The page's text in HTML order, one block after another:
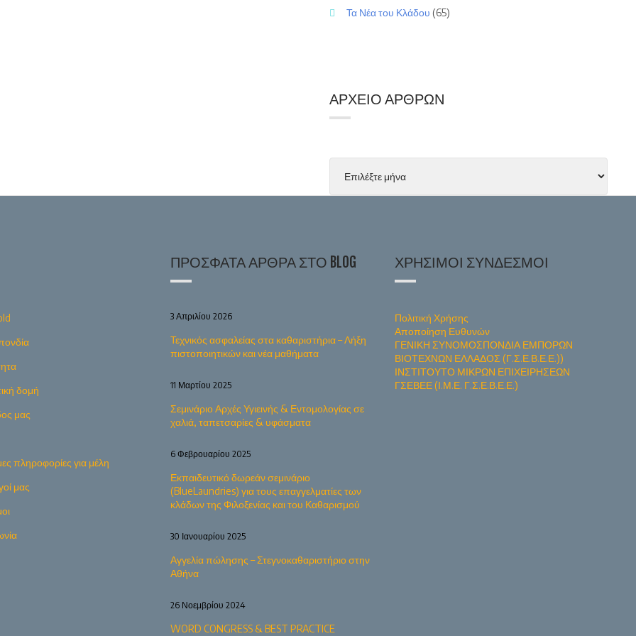
Τα Νέα του Κλάδου (65)
ΑΡΧΕΊΟ ΆΡΘΡΩΝ
δομή
μας
πληροφορίες για μέλη
μας
ΠΡΌΣΦΑΤΑ ΆΡΘΡΑ ΣΤΟ BLOG
Τεχνικός ασφαλείας στα καθαριστήρια – Λήξη
πιστοποιητικών και νέα μαθήματα
3 Απριλίου 2026
Σεμινάριο Αρχές Υγιεινής & Εντομολογίας σε
χαλιά, ταπετσαρίες & υφάσματα
11 Μαρτίου 2025
Εκπαιδευτικό δωρεάν σεμινάριο
(BlueLaundries) για τους επαγγελματίες των
κλάδων της Φιλοξενίας και του Καθαρισμού
6 Φεβρουαρίου 2025
Αγγελία πώλησης – Στεγνοκαθαριστήριο στην
Αθήνα
30 Ιανουαρίου 2025
WORD CONGRESS & BEST PRACTICE
26 Νοεμβρίου 2024
ΧΡΉΣΙΜΟΙ ΣΎΝΔΕΣΜΟΙ
Πολιτική Χρήσης
Αποποίηση Ευθυνών
ΓΕΝΙΚΗ ΣΥΝΟΜΟΣΠΟΝΔΙΑ ΕΜΠΟΡΩΝ
ΒΙΟΤΕΧΝΩΝ ΕΛΛΑΔΟΣ (Γ.Σ.Ε.Β.Ε.Ε.))
ΙΝΣΤΙΤΟΥΤΟ ΜΙΚΡΩΝ ΕΠΙΧΕΙΡΗΣΕΩΝ
ΓΣΕΒΕΕ (Ι.Μ.Ε. Γ.Σ.Ε.Β.Ε.Ε.)